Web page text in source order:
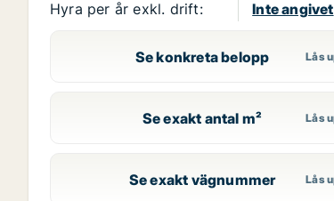
Hyra per år exkl. drift:
Inte angivet
Se konkreta belopp
Se exakt antal m²
Se exakt vägnummer